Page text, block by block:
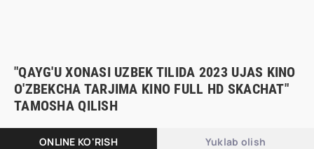
"QAYG'U XONASI UZBEK TILIDA 2023 UJAS KINO
O'ZBEKCHA TARJIMA KINO FULL HD SKACHAT"
TAMOSHA QILISH
ONLINE KO'RISH Yuklab olish